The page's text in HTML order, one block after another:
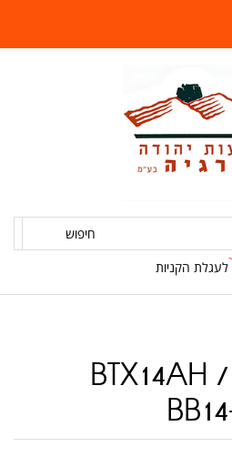
חיפוש
לעגלת הקניות
מצבר לאופנוע BTX14AH /